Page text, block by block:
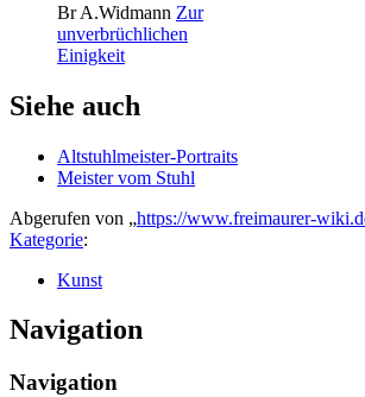
Br A.Widmann Zur
unverbrüchlichen
Einigkeit
Siehe auch
Altstuhlmeister-Portraits
Meister vom Stuhl
Abgerufen von „https://www.freimaurer-
Kategorie:
Kunst
Navigation
Navigation